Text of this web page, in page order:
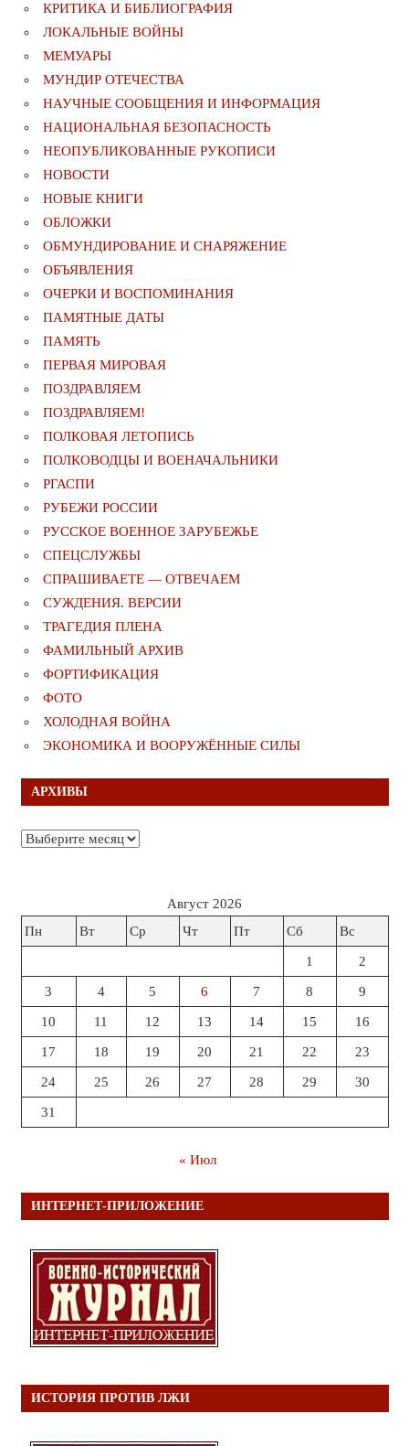
КРИТИКА И БИБЛИОГРАФИЯ
ЛОКАЛЬНЫЕ ВОЙНЫ
МЕМУАРЫ
МУНДИР ОТЕЧЕСТВА
НАУЧНЫЕ СООБЩЕНИЯ И ИНФОРМАЦИЯ
НАЦИОНАЛЬНАЯ БЕЗОПАСНОСТЬ
НЕОПУБЛИКОВАННЫЕ РУКОПИСИ
НОВОСТИ
НОВЫЕ КНИГИ
ОБЛОЖКИ
ОБМУНДИРОВАНИЕ И СНАРЯЖЕНИЕ
ОБЪЯВЛЕНИЯ
ОЧЕРКИ И ВОСПОМИНАНИЯ
ПАМЯТНЫЕ ДАТЫ
ПАМЯТЬ
ПЕРВАЯ МИРОВАЯ
ПОЗДРАВЛЯЕМ
ПОЗДРАВЛЯЕМ!
ПОЛКОВАЯ ЛЕТОПИСЬ
ПОЛКОВОДЦЫ И ВОЕНАЧАЛЬНИКИ
РГАСПИ
РУБЕЖИ РОССИИ
РУССКОЕ ВОЕННОЕ ЗАРУБЕЖЬЕ
СПЕЦСЛУЖБЫ
СПРАШИВАЕТЕ — ОТВЕЧАЕМ
СУЖДЕНИЯ. ВЕРСИИ
ТРАГЕДИЯ ПЛЕНА
ФАМИЛЬНЫЙ АРХИВ
ФОРТИФИКАЦИЯ
ФОТО
ХОЛОДНАЯ ВОЙНА
ЭКОНОМИКА И ВООРУЖЁННЫЕ СИЛЫ
АРХИВЫ
Архивы
Август 2026
Пн
Вт Ср Чт Пт Сб Вс
1 2
3 4 5 6 7 8 9
10 11 12 13 14 15 16
17 18 19 20 21 22 23
24 25 26 27 28 29 30
31
« Июл
ИНТЕРНЕТ-ПРИЛОЖЕНИЕ
ИСТОРИЯ ПРОТИВ ЛЖИ